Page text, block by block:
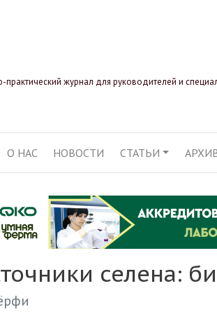
практический журнал для руководителей и
О НАС НОВОСТИ СТАТЬИ
селена: